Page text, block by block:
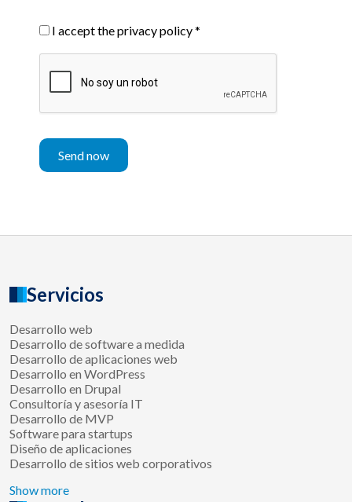
I accept the privacy policy*
Send now
Servicios
Desarrollo web
Desarrollo de software a medida
Desarrollo de aplicaciones web
Desarrollo en WordPress
Desarrollo en Drupal
Consultoría y asesoría IT
Desarrollo de MVP
Software para startups
Diseño de aplicaciones
Desarrollo de sitios web corporativos
Show more